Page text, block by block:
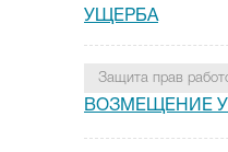
УЩЕРБА
Защита прав
ВОЗМЕЩЕНИЕ